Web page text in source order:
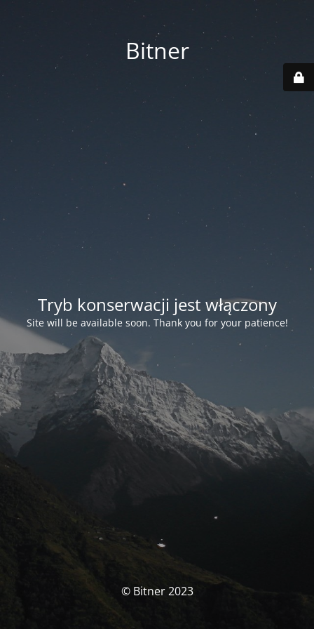
Bitner
Tryb konserwacji jest włączony
Site will be available soon. Thank you for your patience!
© Bitner 2023